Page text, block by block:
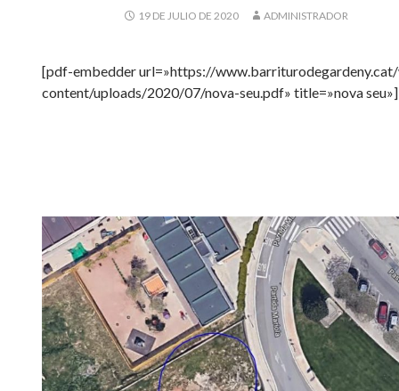
19 DE JULIO DE 2020 ADMINISTRADOR
[pdf-embedder url=»https://
content/uploads/2020/07/nova-seu.pdf» title=»nova seu»]